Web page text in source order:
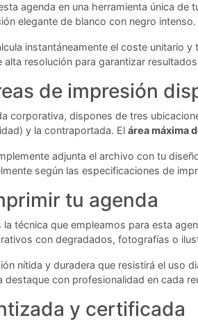
agenda en una herramienta única
elegante de blanco con negro
instantáneamente el coste unitario
alta resolución para garantizar
de impresión
corporativa, dispones de tres
y la contraportada. El área máxima
adjunta el archivo con tu
según las especificaciones de
tu agenda
la técnica que empleamos para esta
con degradados, fotografías o
nítida y duradera que resistirá el uso
destaque con profesionalidad en cada
y certificada